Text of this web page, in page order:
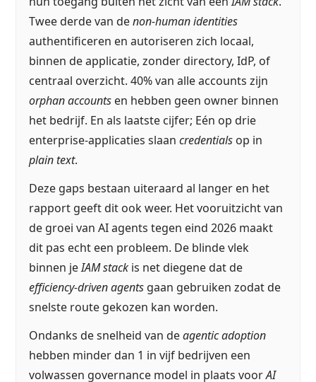
Twee derde van denon-human identities
authentificeren en autoriseren zich locaal,
binnen de applicatie, zonder directory, IdP, of
centraal overzicht. 40% van alle accounts zijn
orphan accounts en hebben geen owner binnen
het bedrijf. En als laatste cijfer; Eén op drie
enterprise-applicaties slaancredentials op in
plain text.
Deze gaps bestaan uiteraard al langer en het
rapport geeft dit ook weer. Het vooruitzicht van
de groei van AI agents tegen eind 2026 maakt
dit pas echt een probleem. De blinde vlek
binnen jeIAM stack is net diegene dat de
efficiency-driven agents gaan gebruiken zodat de
snelste route gekozen kan worden.
Ondanks de snelheid van deagentic adoption
hebben minder dan 1 in vijf bedrijven een
volwassen governance model in plaats voorAI